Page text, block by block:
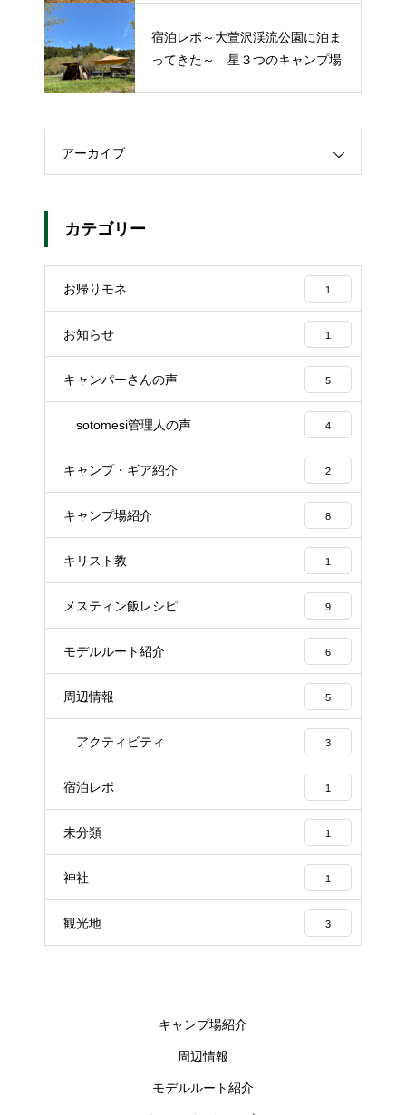
宿泊レポ～大萱沢渓流公園に泊ま
ってきた～ 星３つのキャンプ場
アーカイブ
カテゴリー
お帰りモネ 1
お知らせ 1
キャンパーさんの声 5
sotomesi管理人の声 4
キャンプ・ギア紹介 2
キャンプ場紹介 8
キリスト教 1
メスティン飯レシピ 9
モデルルート紹介 6
周辺情報 5
アクティビティ 3
宿泊レポ 1
未分類 1
神社 1
観光地 3
キャンプ場紹介
周辺情報
モデルルート紹介